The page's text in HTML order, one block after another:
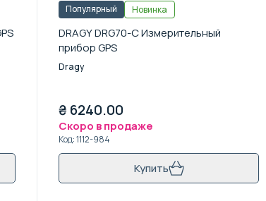
Популярный Новинка
DRAGY DRG70-C Измерительный
прибор GPS
Dragy
₴ 6240.00
Скоро в продаже
Код:1112-984
Купить